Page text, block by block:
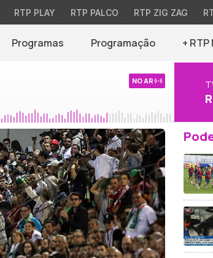
RTP PLAY RTP PALCO RTP ZIG ZAG
Programas Programação +
NO AR